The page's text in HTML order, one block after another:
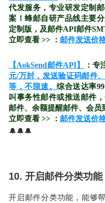
代发服务，专业研发定制
案！蜂邮自研产品线主要
定制版，及邮件API邮件
立即查看 >> ： 邮件发送价
【AokSend邮件API】 ：专
元/万封，发送验证码邮件
等，不限速。综合送达率
叫事务性邮件或推送邮件
邮件、余额提醒邮件、会员
立即查看 >> ： 邮件发送价
🔔🔔🔔
10. 开启邮件分类功
开启邮件分类功能，能够